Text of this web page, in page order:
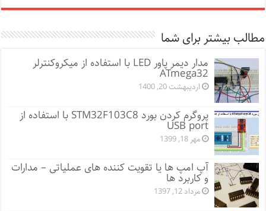
مطالب بیشتر برای شما
مدار دیمر پاور LED با استفاده از میکروکنترلر
ATmega32
اردیبهشت 20, 1400
پروگرم کردن بورد STM32F103C8 با استفاده از
USB port
مهر 18, 1399
آپ امپ ها یا تقویت کننده های عملیاتی – مدارات
و کاربرد ها
مرداد 12, 1397